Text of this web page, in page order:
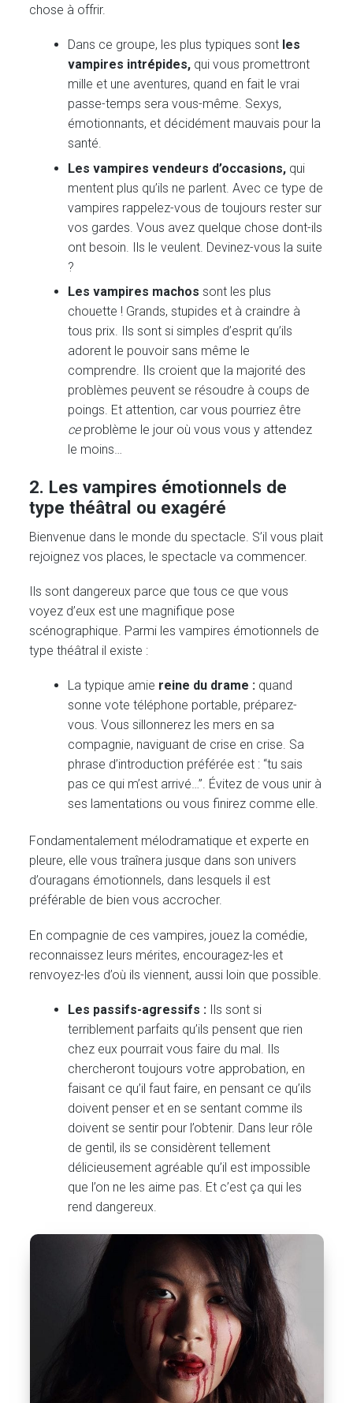
chose à offrir.
Dans ce groupe, les plus typiques sont les
vampires intrépides, qui vous promettront
mille et une aventures, quand en fait le vrai
passe-temps sera vous-même. Sexys,
émotionnants, et décidément mauvais pour la
santé.
Les vampires vendeurs d’occasions, qui
mentent plus qu’ils ne parlent. Avec ce type de
vampires rappelez-vous de toujours rester sur
vos gardes. Vous avez quelque chose dont-ils
ont besoin. Ils le veulent. Devinez-vous la suite
?
Les vampires machos sont les plus
chouette ! Grands, stupides et à craindre à
tous prix. Ils sont si simples d’esprit qu’ils
adorent le pouvoir sans même le
comprendre. Ils croient que la majorité des
problèmes peuvent se résoudre à coups de
poings. Et attention, car vous pourriez être
ce problème le jour où vous vous y attendez
le moins…
2. Les vampires émotionnels de
type théâtral ou exagéré
Bienvenue dans le monde du spectacle. S’il vous plait
rejoignez vos places, le spectacle va commencer.
Ils sont dangereux parce que tous ce que vous
voyez d’eux est une magnifique pose
scénographique. Parmi les vampires émotionnels de
type théâtral il existe :
La typique amie reine du drame : quand
sonne vote téléphone portable, préparez-
vous. Vous sillonnerez les mers en sa
compagnie, naviguant de crise en crise. Sa
phrase d’introduction préférée est : “tu sais
pas ce qui m’est arrivé…”. Évitez de vous unir à
ses lamentations ou vous finirez comme elle.
Fondamentalement mélodramatique et experte en
pleure, elle vous traînera jusque dans son univers
d’ouragans émotionnels, dans lesquels il est
préférable de bien vous accrocher.
En compagnie de ces vampires, jouez la comédie,
reconnaissez leurs mérites, encouragez-les et
renvoyez-les d’où ils viennent, aussi loin que possible.
Les passifs-agressifs : Ils sont si
terriblement parfaits qu’ils pensent que rien
chez eux pourrait vous faire du mal. Ils
chercheront toujours votre approbation, en
faisant ce qu’il faut faire, en pensant ce qu’ils
doivent penser et en se sentant comme ils
doivent se sentir pour l’obtenir. Dans leur rôle
de gentil, ils se considèrent tellement
délicieusement agréable qu’il est impossible
que l’on ne les aime pas. Et c’est ça qui les
rend dangereux.